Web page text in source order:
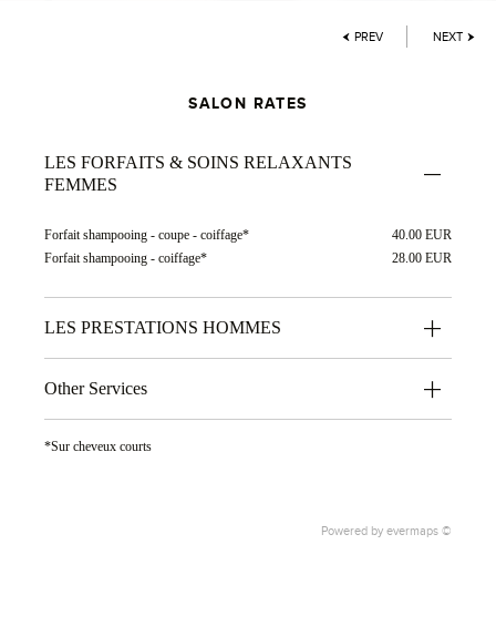
PREV NEXT
SALON RATES
LES FORFAITS & SOINS RELAXANTS
FEMMES
Forfait shampooing - coupe - coiffage*
40.00 EUR
Forfait shampooing - coiffage*
28.00 EUR
LES PRESTATIONS HOMMES
Other Services
*Sur cheveux courts
Powered by evermaps ©